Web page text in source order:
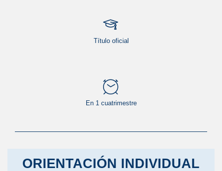
Título oficial
En 1 cuatrimestre
ORIENTACIÓN INDIVIDUAL